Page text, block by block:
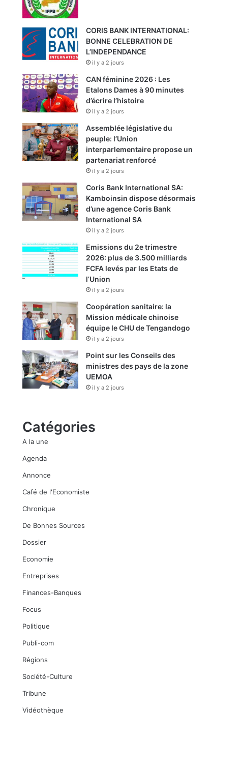
CORIS BANK INTERNATIONAL:
BONNE CELEBRATION DE
L’INDEPENDANCE
il y a 2 jours
CAN féminine 2026 : Les
Etalons Dames à 90 minutes
d’écrire l’histoire
il y a 2 jours
Assemblée législative du
peuple: l’Union
interparlementaire propose un
partenariat renforcé
il y a 2 jours
Coris Bank International SA:
Kamboinsin dispose désormais
d’une agence Coris Bank
International SA
il y a 2 jours
Emissions du 2e trimestre
2026: plus de 3.500 milliards
FCFA levés par les Etats de
l’Union
il y a 2 jours
Coopération sanitaire: la
Mission médicale chinoise
équipe le CHU de Tengandogo
il y a 2 jours
Point sur les Conseils des
ministres des pays de la zone
UEMOA
il y a 2 jours
Catégories
A la une
Agenda
Annonce
Café de l'Economiste
Chronique
De Bonnes Sources
Dossier
Economie
Entreprises
Finances-Banques
Focus
Politique
Publi-com
Régions
Société-Culture
Tribune
Vidéothèque